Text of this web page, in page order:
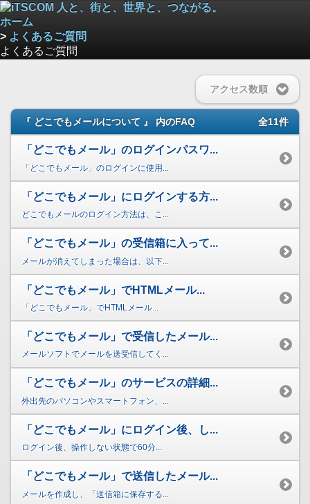
ホーム
> よくあるご質問
よくあるご質問
アクセス数順
『 どこでもメールについて 』 内のFAQ 全11件
「どこでもメール」のログインパスワ...
「どこでもメール」のログインに使用...
「どこでもメール」にログインする方...
どこでもメールのログイン方法は、こ...
「どこでもメール」の受信箱に入って...
メールが消えてしまった場合は、以下...
「どこでもメール」でHTMLメール...
「どこでもメール」でHTMLメール...
「どこでもメール」で受信したメール...
メールソフトでメールを送受信してく...
「どこでもメール」のサービスの詳細...
外出先のパソコンやスマートフォン、...
「どこでもメール」にログイン後、し...
ログイン後、操作しない状態で60分...
「どこでもメール」で送信したメール...
メールを作成し、「送信箱に保存する...